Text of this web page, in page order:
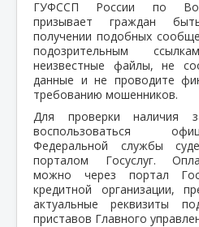
ГУФССП России по
призывает граждан
получении подобных
подозрительным
неизвестные файлы, не
данные и не проводите
требованию мошенников.
Для проверки наличия
воспользоваться
Федеральной службы
порталом Госуслуг.
можно через портал
кредитной организации,
актуальные реквизиты
приставов Главного